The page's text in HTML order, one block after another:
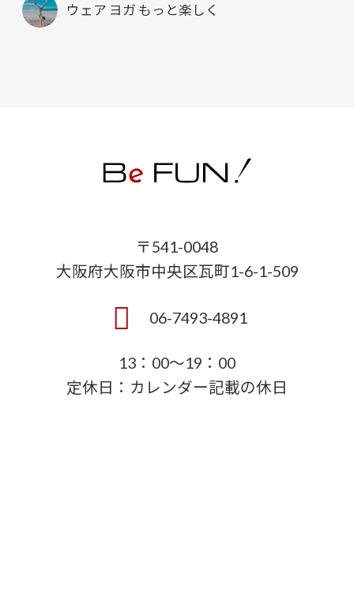
ウェア ヨガ もっと楽しく
〒541-0048
大阪府大阪市中央区瓦町1-6-1-509
06-7493-4891
13：00～19：00
定休日：カレンダー記載の休日